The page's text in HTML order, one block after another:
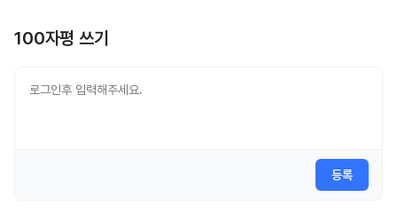
100자평 쓰기
등록